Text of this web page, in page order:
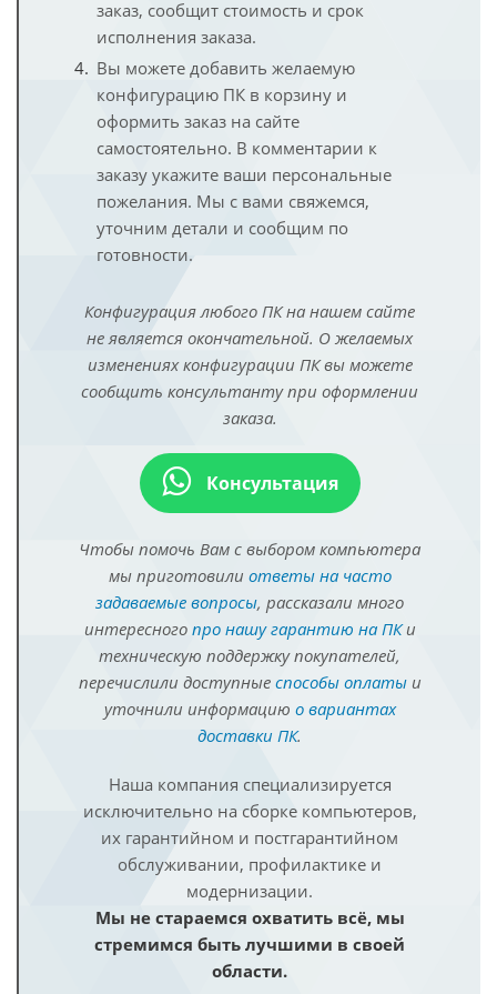
заказ, сообщит стоимость и срок
исполнения заказа.
Вы можете добавить желаемую
конфигурацию ПК в корзину и
оформить заказ на сайте
самостоятельно. В комментарии к
заказу укажите ваши персональные
пожелания. Мы с вами свяжемся,
уточним детали и сообщим по
готовности.
Конфигурация любого ПК на нашем сайте
не является окончательной. О желаемых
изменениях конфигурации ПК вы можете
сообщить консультанту при оформлении
заказа.
Консультация
Чтобы помочь Вам с выбором компьютера
мы приготовили ответы на часто
задаваемые вопросы, рассказали много
интересного про нашу гарантию на ПКи
техническую поддержку покупателей,
перечислили доступные способы оплатыи
уточнили информацию о вариантах
доставки ПК.
Наша компания специализируется
исключительно на сборке компьютеров,
их гарантийном и постгарантийном
обслуживании, профилактике и
модернизации.
Мы не стараемся охватить всё, мы
стремимся быть лучшими в своей
области.